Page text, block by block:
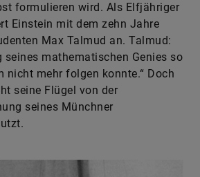
formulieren wird. Als Elfjähriger
Einstein mit dem zehn Jahre
Max Talmud an. Talmud:
seines mathematischen Genies so
nicht mehr folgen konnte.“ Doch
seine Flügel von der
seines Münchner